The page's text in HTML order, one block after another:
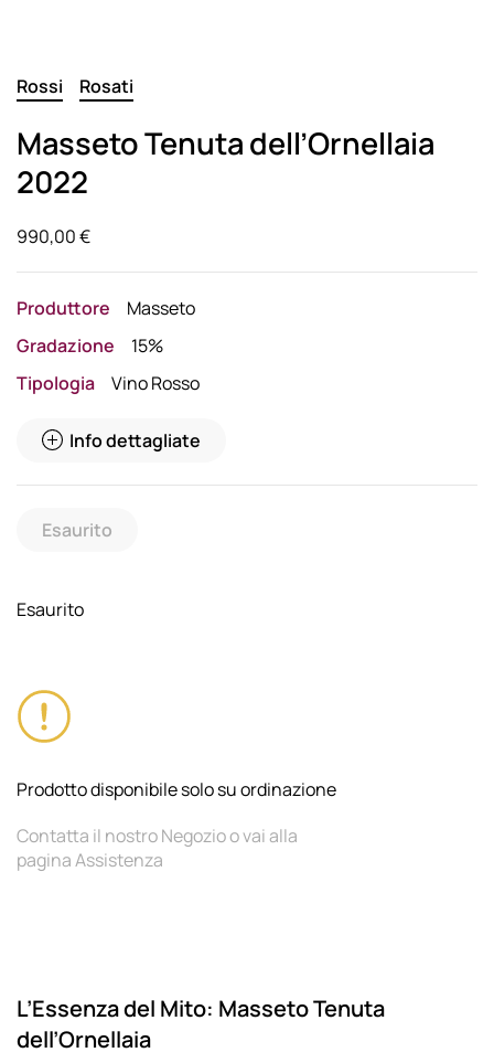
Rossi Rosati
Masseto Tenuta dell’Ornellaia
2022
990,00€
Produttore
Masseto
Gradazione
15%
Tipologia
Vino Rosso
Info dettagliate
Esaurito
Esaurito
Prodotto disponibile solo su ordinazione
Contatta il nostro Negozio o vai alla
pagina Assistenza
L’Essenza del Mito: Masseto Tenuta
dell’Ornellaia